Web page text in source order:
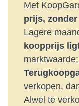
Met
prijs,
Lagere
koopprijs
marktwaarde;
verkopen,
Alwel te